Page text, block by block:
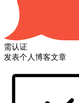
需认证
发表个人博客文章